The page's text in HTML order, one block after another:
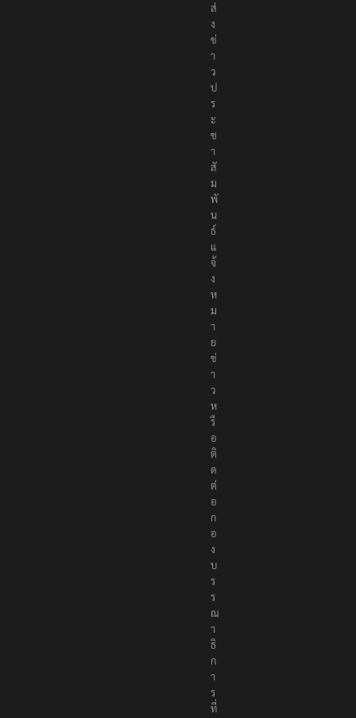
ค
ม
ส่
ง
ข่
า
ว
ป
ร
ะ
ช
า
สั
ม
พั
น
ธ์
แ
จ้
ง
ห
ม
า
ย
ข่
า
ว
ห
รื
อ
ติ
ด
ต่
อ
ก
อ
ง
บ
ร
ร
ณ
า
ธิ
ก
า